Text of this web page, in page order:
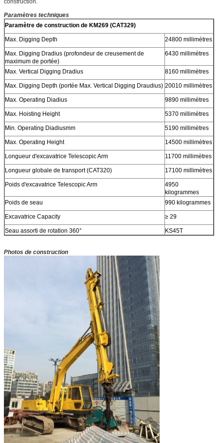
construction.
Paramètres techniques
Paramètre de construction de KM269 (CAT329)
Max. Digging Depth 24800 millimètres
Max. Digging Dradius (profondeur de creusement de
maximum de portée)
6430 millimètres
Max. Vertical Digging Dradius 8160 millimètres
Max. Digging Depth (portée Max. Vertical Digging Draudius) 20010 millimètres
Max. Operating Diadius 9890 millimètres
Max. Hoisting Height 5370 millimètres
Min. Operating Diadiusmm 5190 millimètres
Max. Operating Height 14500 millimètres
Longueur d'excavatrice Telescopic Arm 11700 millimètres
Longueur globale de transport (CAT320) 17100 millimètres
Poids d'excavatrice Telescopic Arm
4950
kilogrammes
Poids de seau
990 kilogrammes
Excavatrice Capacity ≥ 29
Seau assorti de rotation 360° KS45T
Photos de construction